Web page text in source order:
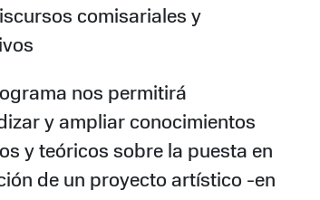
comisariales y
nos permitirá
y ampliar conocimientos
y teóricos sobre la puesta en
de un proyecto artístico -en